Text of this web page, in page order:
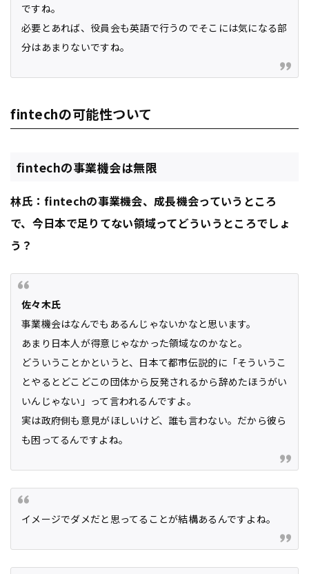
ですね。
必要とあれば、役員会も英語で行うのでそこには気になる部
分はあまりないですね。
fintechの可能性ついて
fintechの事業機会は無限
林氏：fintechの事業機会、成長機会っていうところ
で、今日本で足りてない領域ってどういうところでしょ
う？
佐々木氏
事業機会はなんでもあるんじゃないかなと思います。
あまり日本人が得意じゃなかった領域なのかなと。
どういうことかというと、日本て都市伝説的に「そういうこ
とやるとどこどこの団体から反発されるから辞めたほうがい
いんじゃない」って言われるんですよ。
実は政府側も意見がほしいけど、誰も言わない。だから彼ら
も困ってるんですよね。
イメージでダメだと思ってることが結構あるんですよね。